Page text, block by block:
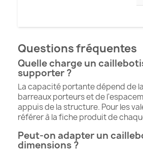
Questions fréquentes
Quelle charge un
supporter ?
La capacité portante dépend de
barreaux porteurs et de
appuis de la structure. Pour les
référer à la fiche produit de
Peut-on adapter un
dimensions ?